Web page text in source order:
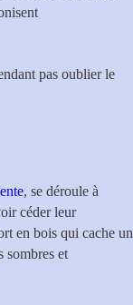
pas oublier le
, se déroule à
céder leur
en bois qui cache un
sombres et